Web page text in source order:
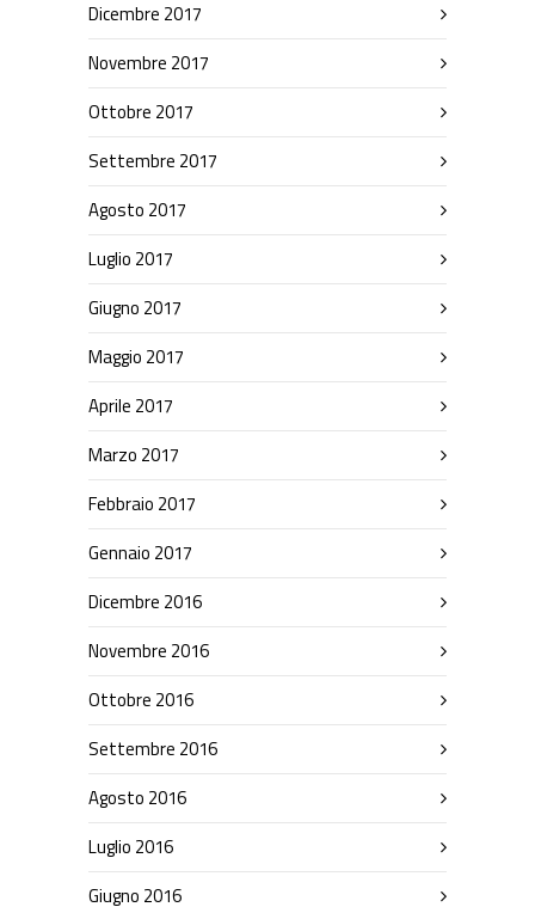
Dicembre 2017
Novembre 2017
Ottobre 2017
Settembre 2017
Agosto 2017
Luglio 2017
Giugno 2017
Maggio 2017
Aprile 2017
Marzo 2017
Febbraio 2017
Gennaio 2017
Dicembre 2016
Novembre 2016
Ottobre 2016
Settembre 2016
Agosto 2016
Luglio 2016
Giugno 2016